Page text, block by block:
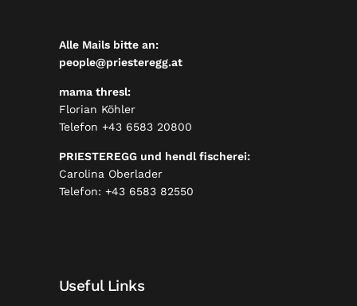
Alle Mails bitte an:
people@priesteregg.at
mama thresl:
Florian Köhler
Telefon +43 6583 20800
PRIESTEREGG und hendl fischerei:
Carolina Oberlader
Telefon: +43 6583 82550
Useful Links